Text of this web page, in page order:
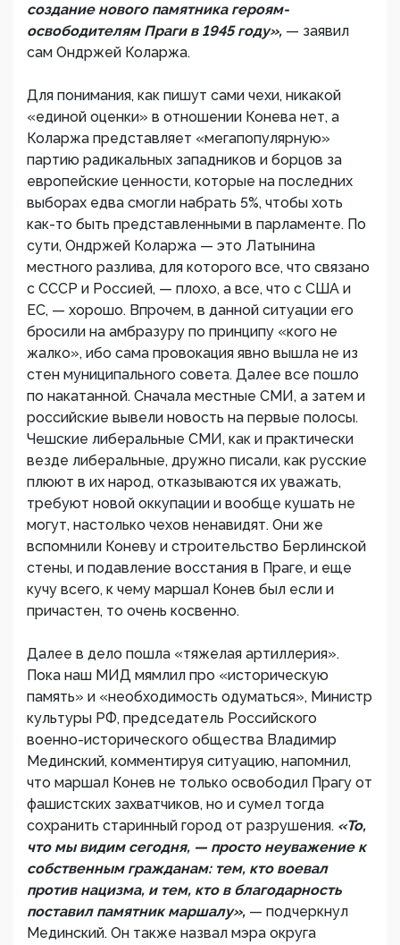
создание нового памятника героям-
освободителям Праги в 1945 году», — заявил
сам Ондржей Коларжа.
Для понимания, как пишут сами чехи, никакой
«единой оценки» в отношении Конева нет, а
Коларжа представляет «мегапопулярную»
партию радикальных западников и борцов за
европейские ценности, которые на последних
выборах едва смогли набрать 5%, чтобы хоть
как-то быть представленными в парламенте. По
сути, Ондржей Коларжа — это Латынина
местного разлива, для которого все, что связано
с СССР и Россией, — плохо, а все, что с США и
ЕС, — хорошо. Впрочем, в данной ситуации его
бросили на амбразуру по принципу «кого не
жалко», ибо сама провокация явно вышла не из
стен муниципального совета. Далее все пошло
по накатанной. Сначала местные СМИ, а затем и
российские вывели новость на первые полосы.
Чешские либеральные СМИ, как и практически
везде либеральные, дружно писали, как русские
плюют в их народ, отказываются их уважать,
требуют новой оккупации и вообще кушать не
могут, настолько чехов ненавидят. Они же
вспомнили Коневу и строительство Берлинской
стены, и подавление восстания в Праге, и еще
кучу всего, к чему маршал Конев был если и
причастен, то очень косвенно.
Далее в дело пошла «тяжелая артиллерия».
Пока наш МИД мямлил про «историческую
память» и «необходимость одуматься», Министр
культуры РФ, председатель Российского
военно-исторического общества Владимир
Мединский, комментируя ситуацию, напомнил,
что маршал Конев не только освободил Прагу от
фашистских захватчиков, но и сумел тогда
сохранить старинный город от разрушения. «То,
что мы видим сегодня, — просто неуважение к
собственным гражданам: тем, кто воевал
против нацизма, и тем, кто в благодарность
поставил памятник маршалу», — подчеркнул
Мединский. Он также назвал мэра округа